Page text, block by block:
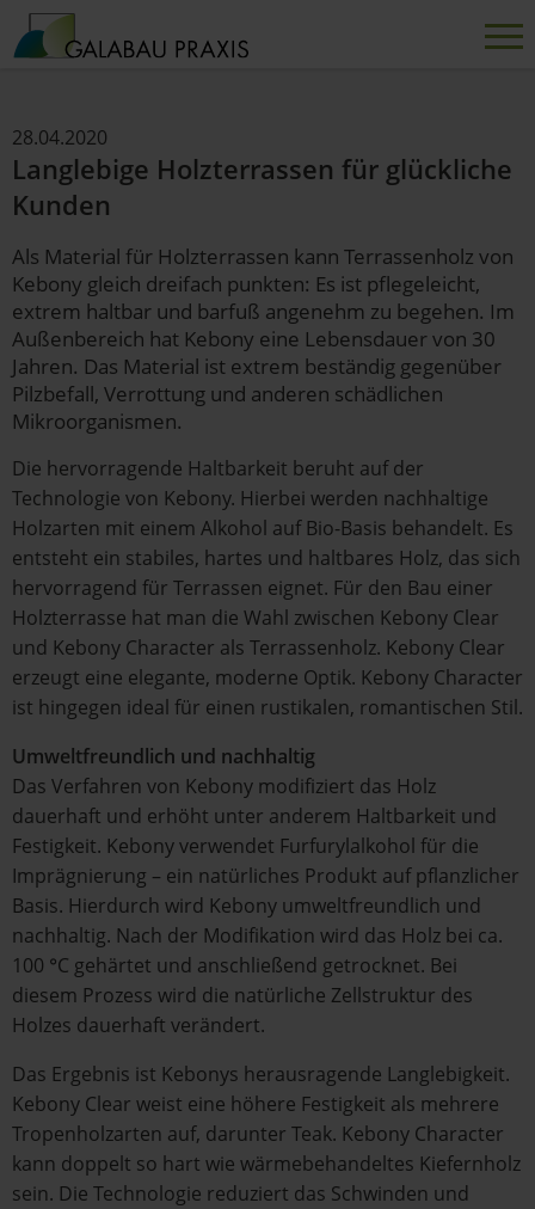
28.04.2020
Langlebige Holzterrassen für glückliche
Kunden
Als Material für Holzterrassen kann Terrassenholz von
Kebony gleich dreifach punkten: Es ist pflegeleicht,
extrem haltbar und barfuß angenehm zu begehen. Im
Außenbereich hat Kebony eine Lebensdauer von 30
Jahren. Das Material ist extrem beständig gegenüber
Pilzbefall, Verrottung und anderen schädlichen
Mikroorganismen.
Die hervorragende Haltbarkeit beruht auf der
Technologie von Kebony. Hierbei werden nachhaltige
Holzarten mit einem Alkohol auf Bio-Basis behandelt. Es
entsteht ein stabiles, hartes und haltbares Holz, das sich
hervorragend für Terrassen eignet. Für den Bau einer
Holzterrasse hat man die Wahl zwischen Kebony Clear
und Kebony Character als Terrassenholz. Kebony Clear
erzeugt eine elegante, moderne Optik. Kebony Character
ist hingegen ideal für einen rustikalen, romantischen Stil.
Umweltfreundlich und nachhaltig
Das Verfahren von Kebony modifiziert das Holz
dauerhaft und erhöht unter anderem Haltbarkeit und
Festigkeit. Kebony verwendet Furfurylalkohol für die
Imprägnierung – ein natürliches Produkt auf pflanzlicher
Basis. Hierdurch wird Kebony umweltfreundlich und
nachhaltig. Nach der Modifikation wird das Holz bei ca.
100 °C gehärtet und anschließend getrocknet. Bei
diesem Prozess wird die natürliche Zellstruktur des
Holzes dauerhaft verändert.
Das Ergebnis ist Kebonys herausragende Langlebigkeit.
Kebony Clear weist eine höhere Festigkeit als mehrere
Tropenholzarten auf, darunter Teak. Kebony Character
kann doppelt so hart wie wärmebehandeltes Kiefernholz
sein. Die Technologie reduziert das Schwinden und